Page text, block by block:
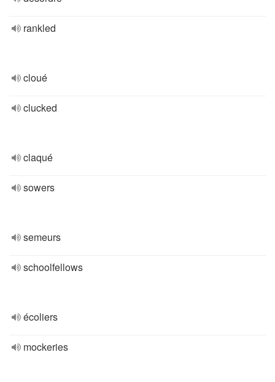
rankled
cloué
clucked
claqué
sowers
semeurs
schoolfellows
écoliers
mockeries